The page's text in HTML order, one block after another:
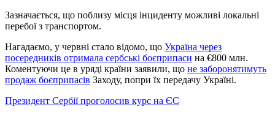
Зазначається, що поблизу місця інциденту можливі локальні
перебої з транспортом.
Нагадаємо, у червні стало відомо, що Україна через
посередників отримала сербські боєприпаси на €800 млн.
Коментуючи це в уряді країни заявили, що не заборонятимуть
продаж боєприпасів Заходу, попри їх передачу Україні.
Президент Сербії проголосив курс на ЄС